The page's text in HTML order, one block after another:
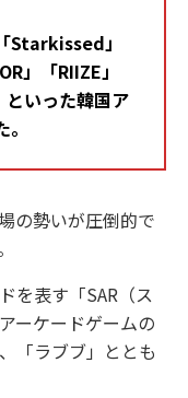
Starkissed」
」「RIIZE」
といった韓国ア
の勢いが圧倒的で
を表す「SAR（ス
ーケードゲームの
「ラブブ」ととも